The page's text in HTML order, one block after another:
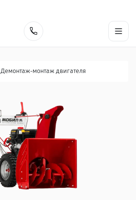
Демонтаж-монтаж двигателя